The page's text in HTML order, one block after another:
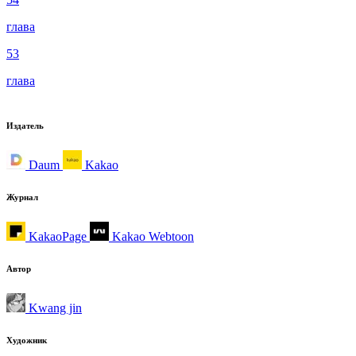
глава
53
глава
Издатель
Daum Kakao
Журнал
KakaoPage Kakao Webtoon
Автор
Kwang jin
Художник